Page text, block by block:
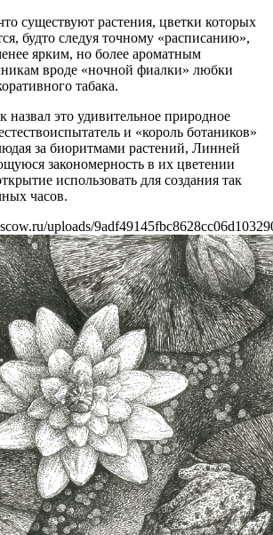
существуют растения, цветки которых
будто следуя точному «расписанию»,
ярким, но более ароматным
вроде «ночной фиалки» любки
табака.
это удивительное природное
и «король ботаников»
за биоритмами растений, Линней
закономерность в их цветении
использовать для создания так
часов.
uploads/